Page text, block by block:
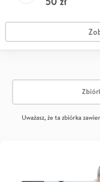
Uważasz, że ta zbiórka